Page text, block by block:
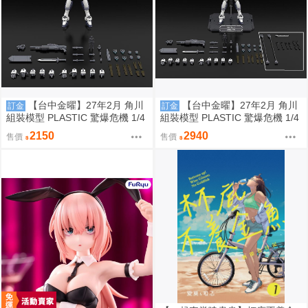
訂金
【台中金曜】27年2月 角川
組裝模型 PLASTIC 驚爆危機 1/4
8 強弩兵 ARX-7 一般版 0923
售價 2150
訂金
【台中金曜】27年2月 角川
組裝模型 PLASTIC 驚爆危機 1/4
8 強弩兵 ARX-7 特別套組版 092
3
售價 2940